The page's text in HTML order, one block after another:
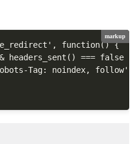
markup
function() {